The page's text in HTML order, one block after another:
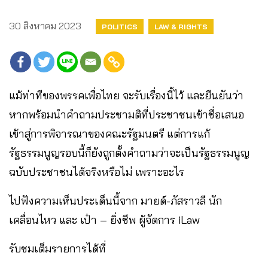
30 สิงหาคม 2023 POLITICS LAW & RIGHTS
แม้ท่าทีของพรรคเพื่อไทย จะรับเรื่องนี้ไว้ และยืนยันว่า
หากพร้อมนำคำถามประชามติที่ประชาชนเข้าชื่อเสนอ
เข้าสู่การพิจารณาของคณะรัฐมนตรี แต่การแก้
รัฐธรรมนูญรอบนี้ก็ยังถูกตั้งคำถามว่าจะเป็นรัฐธรรมนูญ
ฉบับประชาชนได้จริงหรือไม่ เพราะอะไร
ไปฟังความเห็นประเด็นนี้จาก มายด์-ภัสราวลี นัก
เคลื่อนไหว และ เป๋า – ยิ่งชีพ ผู้จัดการ iLaw
รับชมเต็มรายการได้ที่